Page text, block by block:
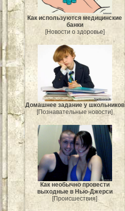
Как используются медицинские
банки
[Новости о здоровье]
Домашнее задание у школьников
[Познавательные новости]
Как необычно провести
выходные в Нью-Джерси
[Происшествия]